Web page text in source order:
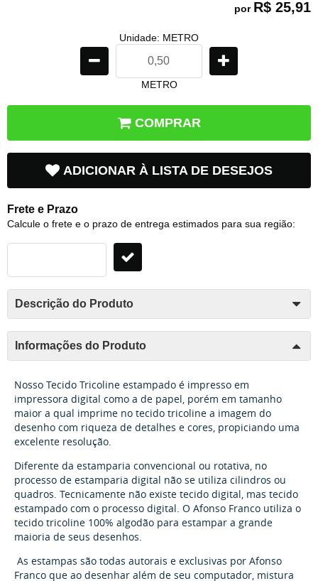
por R$ 25,91
Unidade: METRO
METRO
COMPRAR
ADICIONAR À LISTA DE DESEJOS
Frete e Prazo
Calcule o frete e o prazo de entrega estimados para sua região:
Descrição do Produto
Informações do Produto
Nosso Tecido Tricoline estampado é impresso em
impressora digital como a de papel, porém em tamanho
maior a qual imprime no tecido tricoline a imagem do
desenho com riqueza de detalhes e cores, propiciando uma
excelente resolução.
Diferente da estamparia convencional ou rotativa, no
processo de estamparia digital não se utiliza cilindros ou
quadros. Tecnicamente não existe tecido digital, mas tecido
estampado com o processo digital. O Afonso Franco utiliza o
tecido tricoline 100% algodão para estampar a grande
maioria de seus desenhos.
As estampas são todas autorais e exclusivas por Afonso
Franco que ao desenhar além de seu computador, mistura